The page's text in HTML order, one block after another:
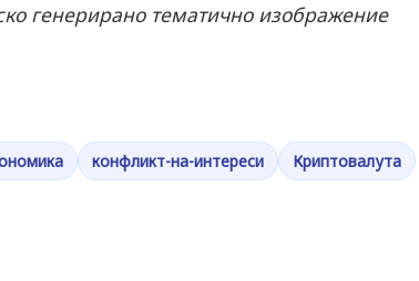
генерирано тематично изображение
конфликт-на-интереси
Криптовалута